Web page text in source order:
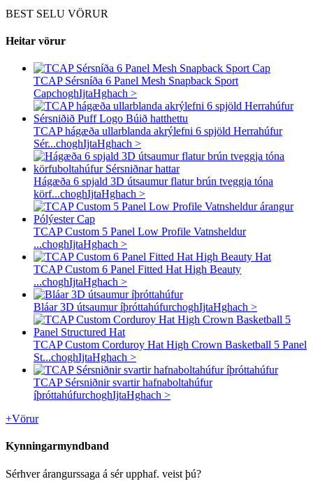
BEST SELU VÖRUR
Heitar vörur
TCAP Sérsníða 6 Panel Mesh Snapback Sport
CapchoghIjtaHghach >
TCAP hágæða ullarblanda akrýlefni 6 spjöld Herrahúfur
Sér...choghIjtaHghach >
Hágæða 6 spjald 3D útsaumur flatur brún tveggja tóna
körf...choghIjtaHghach >
TCAP Custom 5 Panel Low Profile Vatnsheldur
...choghIjtaHghach >
TCAP Custom 6 Panel Fitted Hat High Beauty
...choghIjtaHghach >
Bláar 3D útsaumur íþróttahúfurchoghIjtaHghach >
TCAP Custom Corduroy Hat High Crown Basketball 5 Panel
St...choghIjtaHghach >
TCAP Sérsniðnir svartir hafnaboltahúfur
íþróttahúfurchoghIjtaHghach >
+Vörur
Kynningarmyndband
Sérhver árangurssaga á sér upphaf. veist þú?